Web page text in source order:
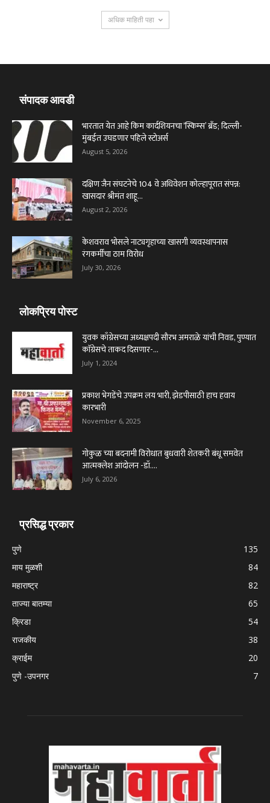
अधिक माहिती पहा
संपादक आवडी
भारतात येत आहे किम कार्दशियनचा ‘स्किम्स’ ब्रँड; दिल्ली-
मुंबईत उघडणार पहिले स्टोअर्स
August 5, 2026
दक्षिण जैन संघटनेचे 104 वे अधिवेशन कोल्हापूरात संपन्न:
खासदार श्रीमंत शाहू...
August 2, 2026
केशवराव भोसले नाट्यगृहाच्या खासगी व्यवस्थापनास
रंगकर्मींचा ठाम विरोध
July 30, 2026
लोकप्रिय पोस्ट
युवक काँग्रेसच्या अध्यक्षपदी सौरभ अमराळे यांची निवड, पुण्यात
काॅग्रेसचे ताकद दिसणार-...
July 1, 2024
प्रकाश भेगडेंचे उपक्रम लय भारी, झेडपीसाठी हाच हवाय
कारभारी
November 6, 2025
गोकुळ च्या बदनामी विरोधात बुधवारी शेतकरी बंधू समवेत
आत्मक्लेश आंदोलन -डॉ....
July 6, 2026
प्रसिद्ध प्रकार
पुणे
135
माय मुळशी
84
महाराष्ट्र
82
ताज्या बातम्या
65
क्रिडा
54
राजकीय
38
क्राईम
20
पुणे -उपनगर
7